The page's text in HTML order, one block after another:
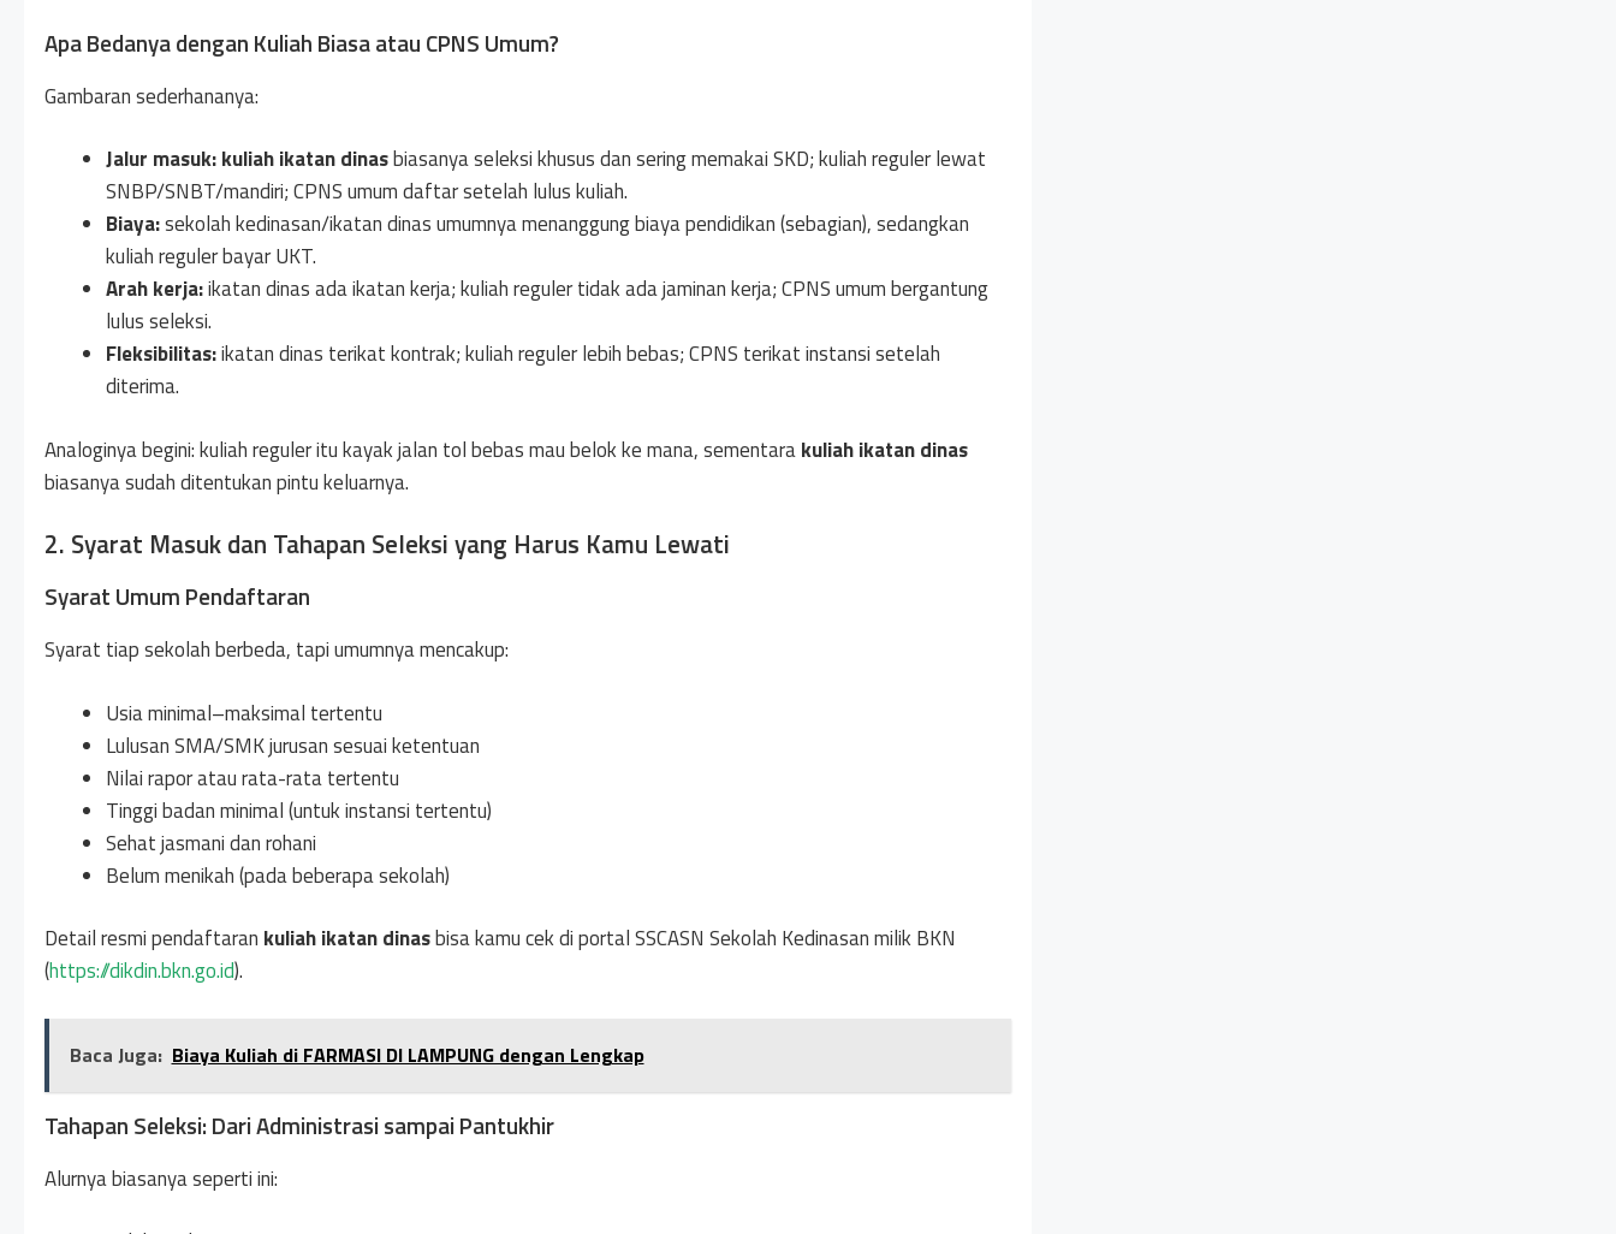
Apa Bedanya dengan Kuliah Biasa atau CPNS Umum?
Gambaran sederhananya:
Jalur masuk: kuliah ikatan dinasbiasanya seleksi khusus dan sering memakai SKD; kuliah reguler lewat
SNBP/SNBT/mandiri; CPNS umum daftar setelah lulus kuliah.
Biaya:sekolah kedinasan/ikatan dinas umumnya menanggung biaya pendidikan (sebagian), sedangkan
kuliah reguler bayar UKT.
Arah kerja:ikatan dinas ada ikatan kerja; kuliah reguler tidak ada jaminan kerja; CPNS umum bergantung
lulus seleksi.
Fleksibilitas:ikatan dinas terikat kontrak; kuliah reguler lebih bebas; CPNS terikat instansi setelah
diterima.
Analoginya begini: kuliah reguler itu kayak jalan tol bebas mau belok ke mana, sementarakuliah ikatan dinas
biasanya sudah ditentukan pintu keluarnya.
2. Syarat Masuk dan Tahapan Seleksi yang Harus Kamu Lewati
Syarat Umum Pendaftaran
Syarat tiap sekolah berbeda, tapi umumnya mencakup:
Usia minimal–maksimal tertentu
Lulusan SMA/SMK jurusan sesuai ketentuan
Nilai rapor atau rata-rata tertentu
Tinggi badan minimal (untuk instansi tertentu)
Sehat jasmani dan rohani
Belum menikah (pada beberapa sekolah)
Detail resmi pendaftaran kuliah ikatan dinasbisa kamu cek di portal SSCASN Sekolah Kedinasan milik BKN
(https://dikdin.bkn.go.id).
Baca Juga: Biaya Kuliah di FARMASI DI LAMPUNG dengan Lengkap
Tahapan Seleksi: Dari Administrasi sampai Pantukhir
Alurnya biasanya seperti ini: